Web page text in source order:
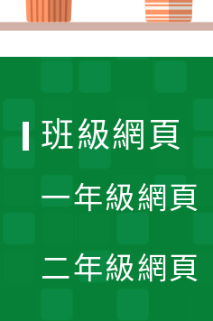
班級網頁
一年級網頁
二年級網頁